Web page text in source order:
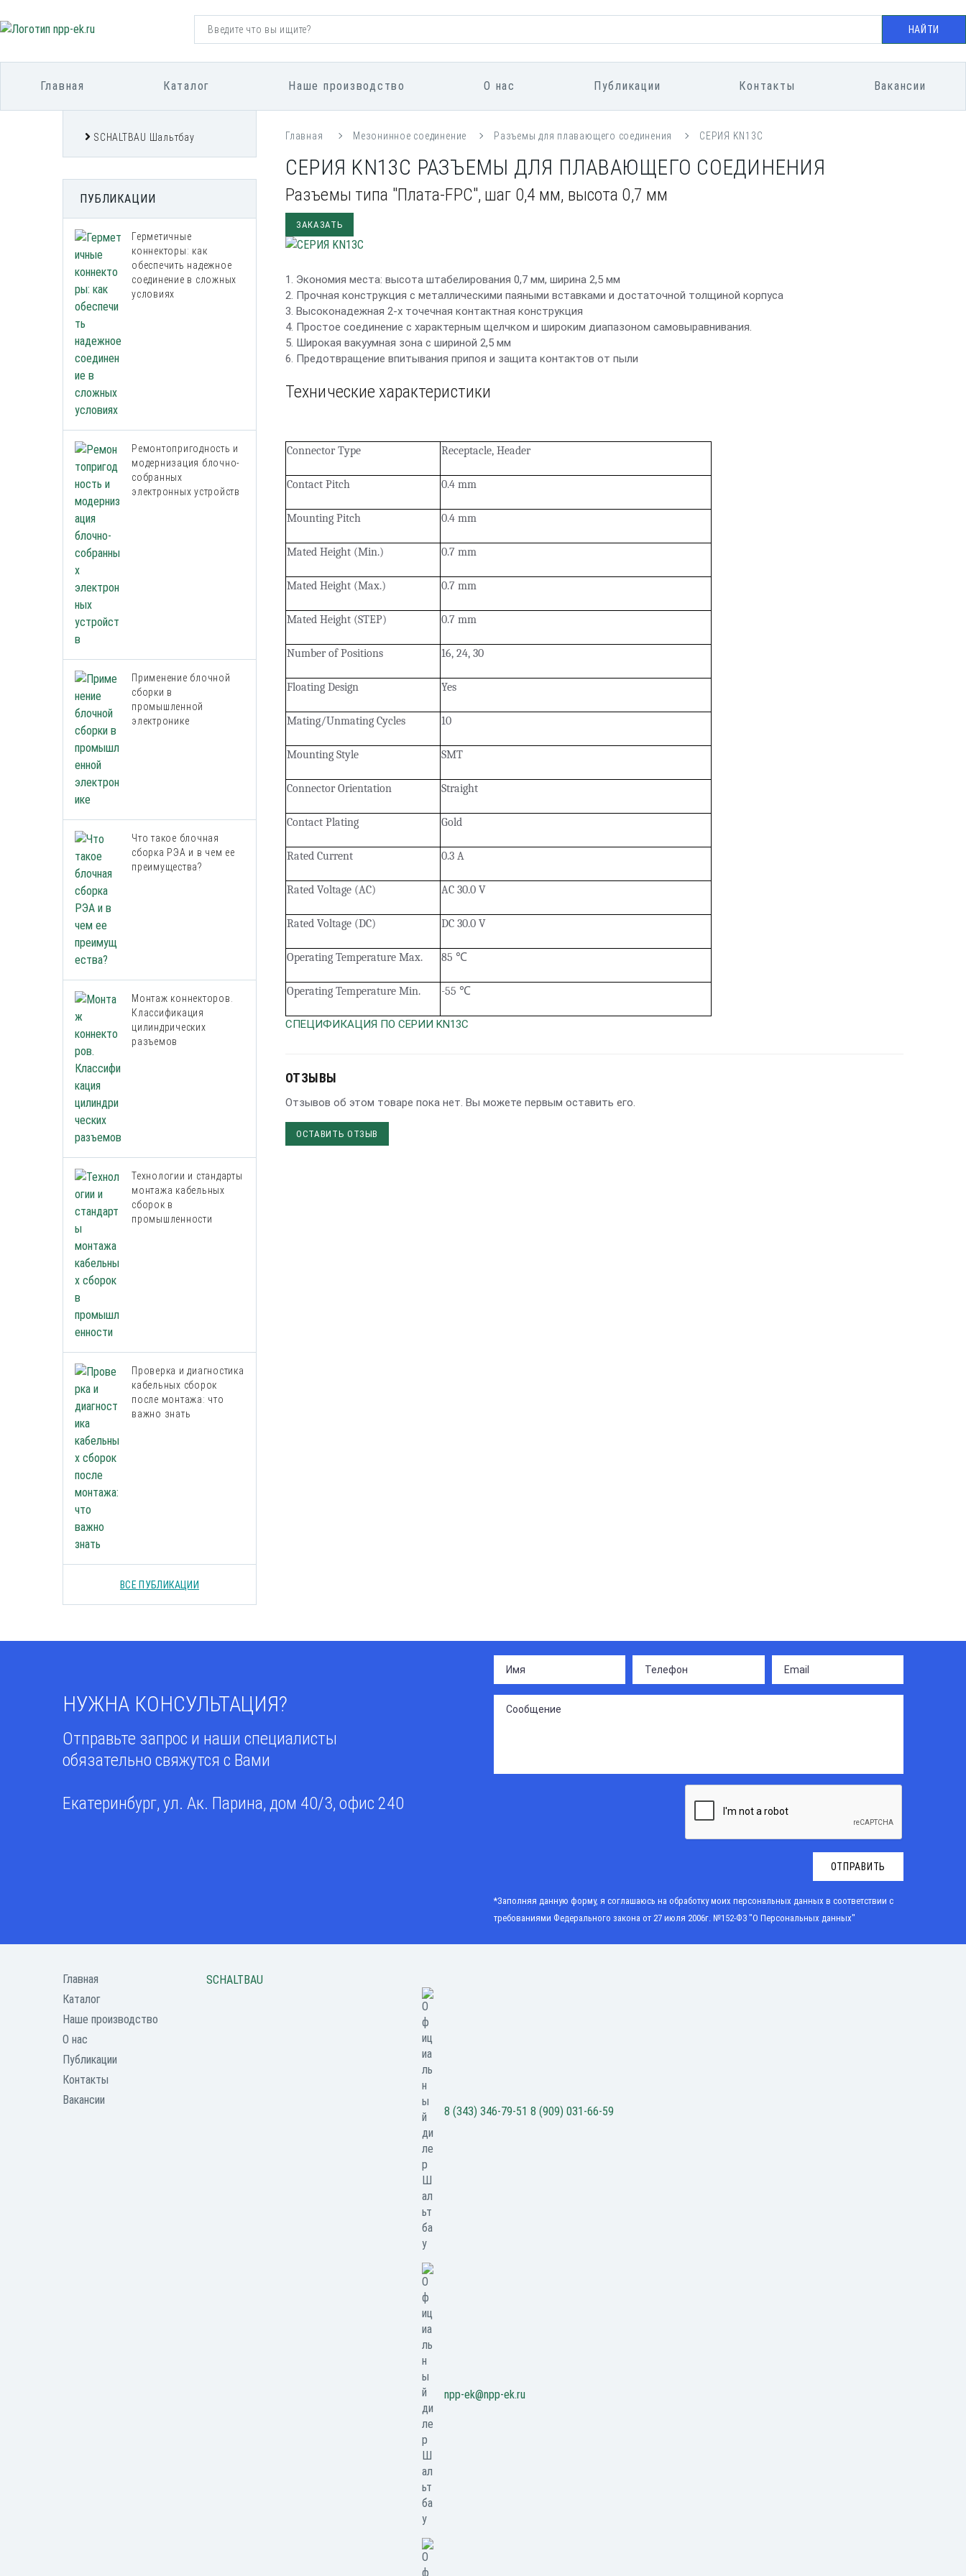
НАЙТИ
Главная Каталог Наше производство О нас Публикации Контакты Вакансии
SCHALTBAU Шальтбау
ПУБЛИКАЦИИ
Герметичные
коннекторы: как
обеспечить надежное
соединение в сложных
условиях
Ремонтопригодность и
модернизация блочно-
собранных
электронных устройств
Применение блочной
сборки в
промышленной
электронике
Что такое блочная
сборка РЭА и в чем ее
преимущества?
Монтаж коннекторов.
Классификация
цилиндрических
разъемов
Технологии и стандарты
монтажа кабельных
сборок в
промышленности
Проверка и диагностика
кабельных сборок
после монтажа: что
важно знать
ВСЕ ПУБЛИКАЦИИ
Главная Мезонинное соединение Разъемы для плавающего соединения СЕРИЯ KN13C
СЕРИЯ KN13C РАЗЪЕМЫ ДЛЯ ПЛАВАЮЩЕГО СОЕДИНЕНИЯ
Разъемы типа "Плата-FPC", шаг 0,4 мм, высота 0,7 мм
ЗАКАЗАТЬ
1. Экономия места: высота штабелирования 0,7 мм, ширина 2,5 мм
2. Прочная конструкция с металлическими паяными вставками и достаточной толщиной корпуса
3. Высоконадежная 2-х точечная контактная конструкция
4. Простое соединение с характерным щелчком и широким диапазоном самовыравнивания.
5. Широкая вакуумная зона с шириной 2,5 мм
6. Предотвращение впитывания припоя и защита контактов от пыли
Технические характеристики
Connector Type Receptacle, Header
Contact Pitch 0.4 mm
Mounting Pitch 0.4 mm
Mated Height (Min.) 0.7 mm
Mated Height (Max.) 0.7 mm
Mated Height (STEP) 0.7 mm
Number of Positions 16, 24, 30
Floating Design Yes
Mating/Unmating Cycles 10
Mounting Style SMT
Connector Orientation Straight
Contact Plating Gold
Rated Current 0.3 A
Rated Voltage (AC) AC 30.0 V
Rated Voltage (DC) DC 30.0 V
Operating Temperature Max. 85 ℃
Operating Temperature Min. -55 ℃
СПЕЦИФИКАЦИЯ ПО СЕРИИ KN13C
ОТЗЫВЫ
Отзывов об этом товаре пока нет. Вы можете первым оставить его.
ОСТАВИТЬ ОТЗЫВ
НУЖНА КОНСУЛЬТАЦИЯ?
Отправьте запрос и наши специалисты
обязательно свяжутся с Вами
Екатеринбург, ул. Ак. Парина, дом 40/3, офис 240
ОТПРАВИТЬ
*Заполняя данную форму, я соглашаюсь на обработку моих персональных данных в соответствии с
требованиями Федерального закона от 27 июля 2006г. №152-Ф3 "О Персональных данных"
Главная
Каталог
Наше производство
О нас
Публикации
Контакты
Вакансии
SCHALTBAU
8 (343) 346-79-51 8 (909) 031-66-59
npp-ek@npp-ek.ru